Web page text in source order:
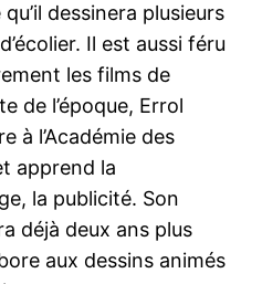
dessinera plusieurs
Il est aussi féru
les films de
de l’époque, Errol
à l’Académie des
apprend la
la publicité. Son
déjà deux ans plus
aux dessins animés